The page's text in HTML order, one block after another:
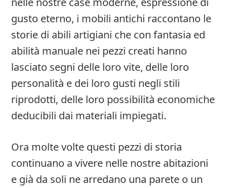
gusto eterno, i mobili antichi raccontano le
storie di abili artigiani che con fantasia ed
abilità manuale nei pezzi creati hanno
lasciato segni delle loro vite, delle loro
personalità e dei loro gusti negli stili
riprodotti, delle loro possibilità economiche
deducibili dai materiali impiegati.
Ora molte volte questi pezzi di storia
continuano a vivere nelle nostre abitazioni
e già da soli ne arredano una parete o un